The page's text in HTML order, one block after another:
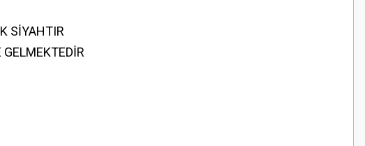
SİYAHTIR